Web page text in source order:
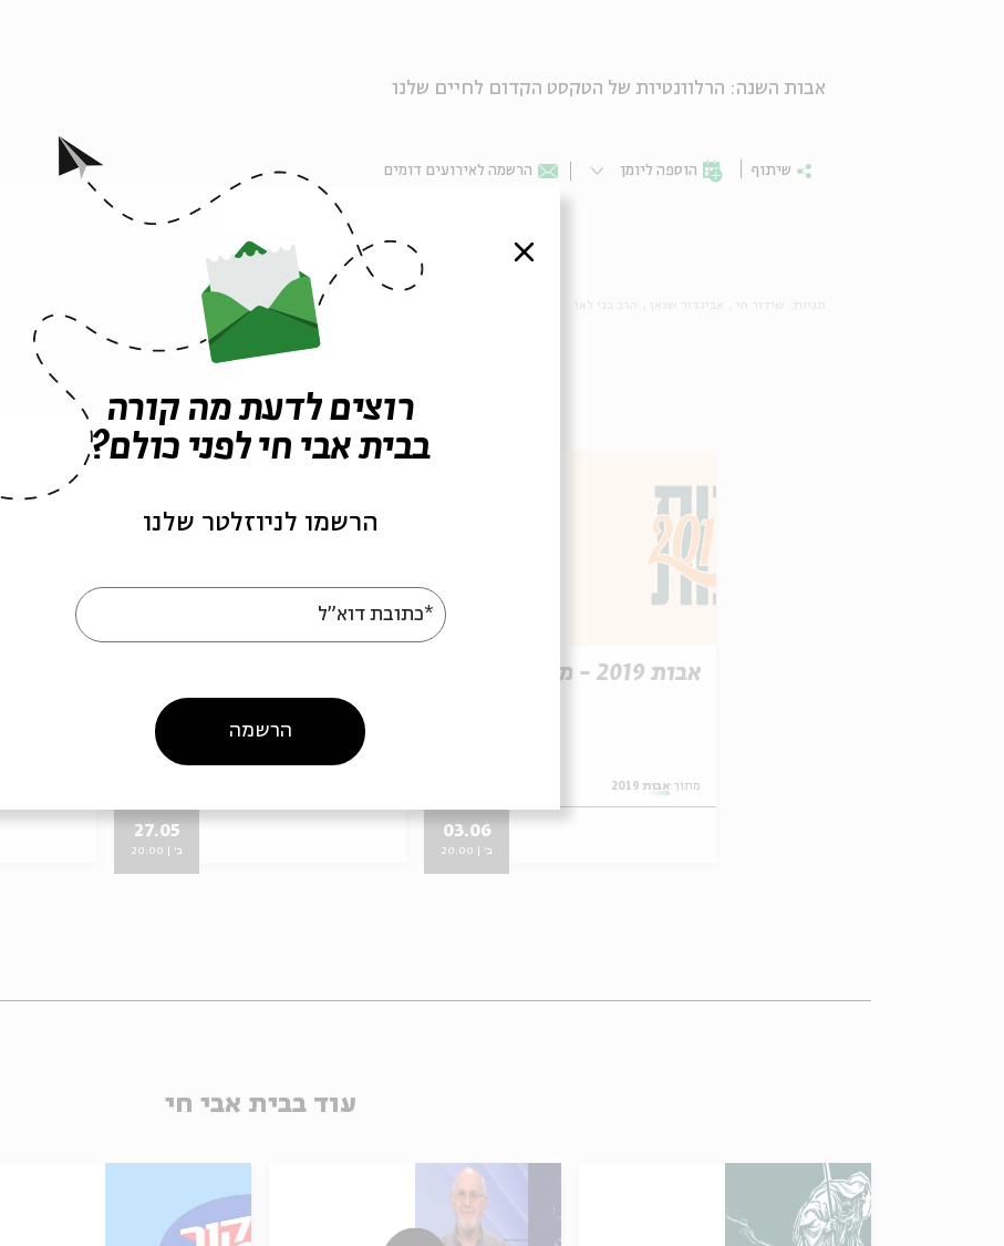
אבות השנה: הרלוונטיות של הטקסט הקדום לחיים שלנו
שיתוף הוספה ליומן הרשמה לאירועים דומים
אבות 2019 - מפגש רביעי
מתוך:אבות 2019
03.06
ב' | 20:00
27.05
ב' | 20:00
עוד בבית אבי חי
סגור
רוצים לדעת מה קורה
בבית אבי חי לפני כולם?
הרשמו לניוזלטר שלנו
*כתובת דוא"ל
הרשמה